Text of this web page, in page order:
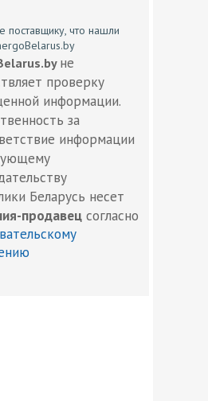
поставщику, что нашли
не
проверку
информации.
за
информации
Беларусь несет
продавец согласно